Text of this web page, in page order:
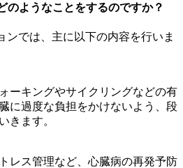
のようなことをするのですか？
ンでは、主に以下の内容を行いま
ーキングやサイクリングなどの有
に過度な負担をかけないよう、段
きます。
レス管理など、心臓病の再発予防